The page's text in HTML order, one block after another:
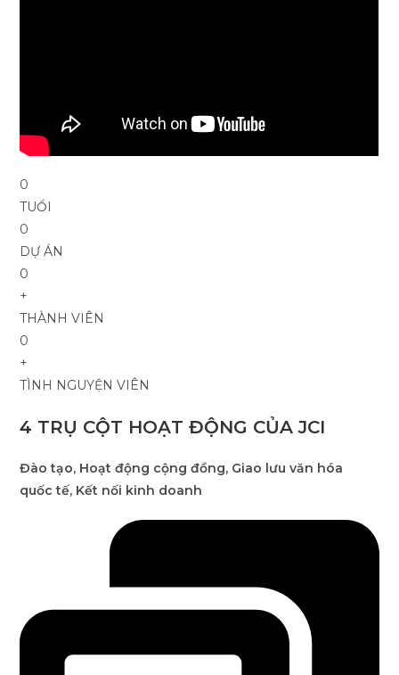
0
TUỔI
0
DỰ ÁN
0
+
THÀNH VIÊN
0
+
TÌNH NGUYỆN VIÊN
4 TRỤ CỘT HOẠT ĐỘNG CỦA JCI
Đào tạo, Hoạt động cộng đồng, Giao lưu văn hóa
quốc tế, Kết nối kinh doanh